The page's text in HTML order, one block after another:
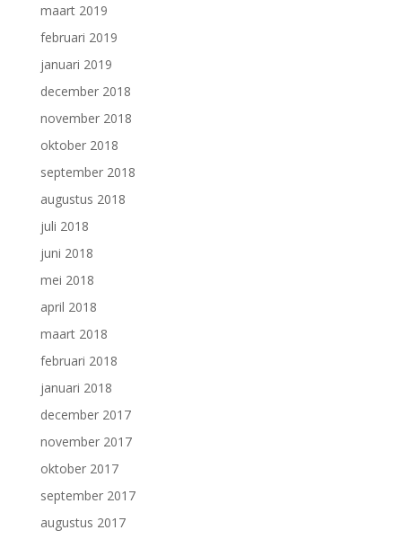
maart 2019
februari 2019
januari 2019
december 2018
november 2018
oktober 2018
september 2018
augustus 2018
juli 2018
juni 2018
mei 2018
april 2018
maart 2018
februari 2018
januari 2018
december 2017
november 2017
oktober 2017
september 2017
augustus 2017